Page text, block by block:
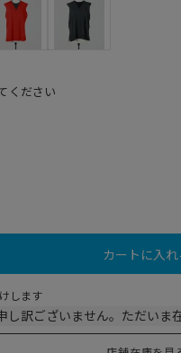
C.GRY
ください
カートに入れ
します
し訳ございません。ただいま